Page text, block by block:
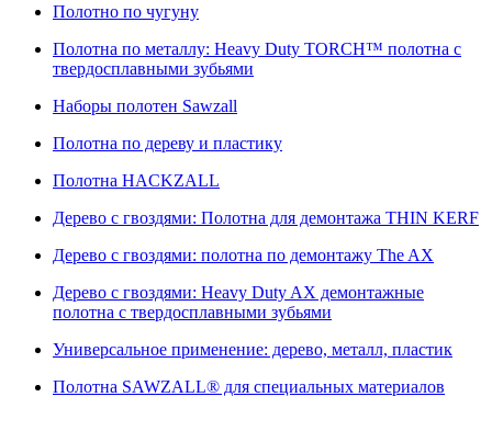
Полотно по чугуну
Полотна по металлу: Heavy Duty TORCH™ полотна с
твердосплавными зубьями
Наборы полотен Sawzall
Полотна по дереву и пластику
Полотна HACKZALL
Дерево с гвоздями: Полотна для демонтажа THIN KERF
Дерево с гвоздями: полотна по демонтажу The AX
Дерево с гвоздями: Heavy Duty AX демонтажные
полотна с твердосплавными зубьями
Универсальное применение: дерево, металл, пластик
Полотна SAWZALL® для специальных материалов